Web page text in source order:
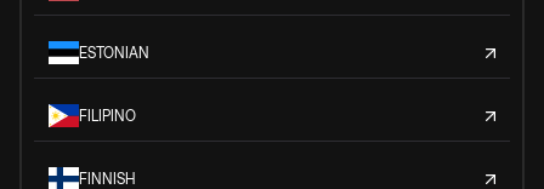
ESTONIAN
FILIPINO
FINNISH